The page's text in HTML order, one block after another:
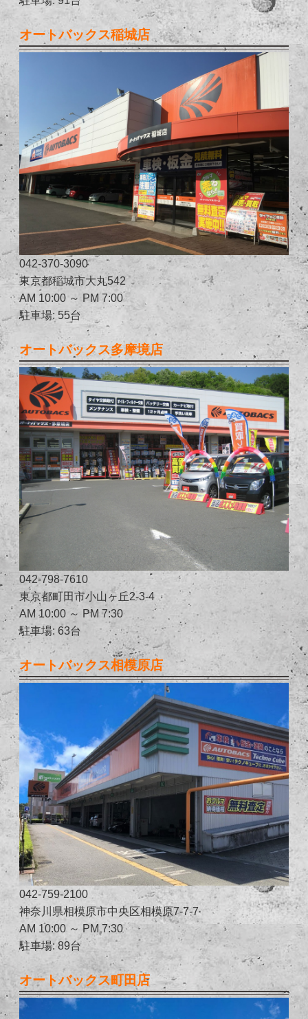
オートバックス稲城店
042-370-3090
東京都稲城市大丸542
AM 10:00 ～ PM 7:00
駐車場: 55台
オートバックス多摩境店
042-798-7610
東京都町田市小山ヶ丘2-3-4
AM 10:00 ～ PM 7:30
駐車場: 63台
オートバックス相模原店
042-759-2100
神奈川県相模原市中央区相模原7-7-7
AM 10:00 ～ PM 7:30
駐車場: 89台
オートバックス町田店